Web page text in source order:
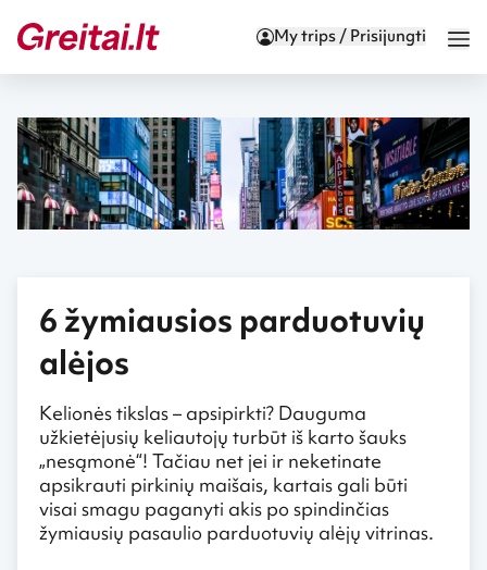
My trips / Prisijungti
6 žymiausios parduotuvių
alėjos
Kelionės tikslas – apsipirkti? Dauguma
užkietėjusių keliautojų turbūt iš karto šauks
„nesąmonė“! Tačiau net jei ir neketinate
apsikrauti pirkinių maišais, kartais gali būti
visai smagu paganyti akis po spindinčias
žymiausių pasaulio parduotuvių alėjų vitrinas.